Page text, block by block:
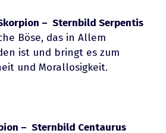
– Sternbild Serpentis
Böse, das in Allem
ist und bringt es zum
und Morallosigkeit.
– Sternbild Centaurus